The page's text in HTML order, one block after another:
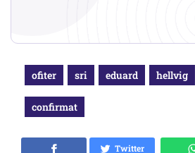
ofiter sri eduard hellvig
confirmat
Twitter